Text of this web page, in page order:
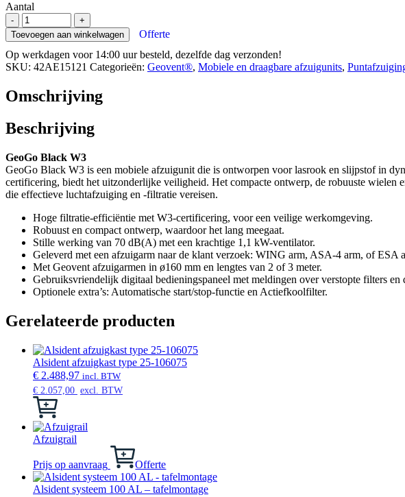
Aantal
-
GeoGo
W3
afzuigunit
aantal
+
Toevoegen aan winkelwagen
Offerte
Op werkdagen voor 14:00 uur besteld, dezelfde dag verzonden!
SKU: 42AE15121 Categorieën: Geovent®, Mobiele en draagbare afzuigunits,
Omschrijving
Beschrijving
GeoGo Black W3
GeoGo Black W3 is een mobiele afzuigunit die is ontworpen voor lasrook en slijpstof in
certificering, biedt het uitzonderlijke veiligheid. Het compacte ontwerp, de robuuste
die effectieve luchtafzuiging en -filtratie vereisen.
Hoge filtratie-efficiëntie met W3-certificering, voor een veilige werkomgeving.
Robuust en compact ontwerp, waardoor het lang meegaat.
Stille werking van 70 dB(A) met een krachtige 1,1 kW-ventilator.
Geleverd met een afzuigarm naar de klant verzoek: WING arm, ASA-4 arm, of ESA
Met Geovent afzuigarmen in ø160 mm en lengtes van 2 of 3 meter.
Gebruiksvriendelijk digitaal bedieningspaneel met meldingen over verstopte filters en
Optionele extra’s: Automatische start/stop-functie en Actiefkoolfilter.
Gerelateerde producten
Alsident afzuigkast type 25-106075
€ 2.488,97 incl. BTW
€ 2.057,00 excl. BTW
Dit
heeft
meerdere
Deze
optie
kan
Afzuigrail
Prijs op aanvraag Offerte
Alsident systeem 100 AL – tafelmontage